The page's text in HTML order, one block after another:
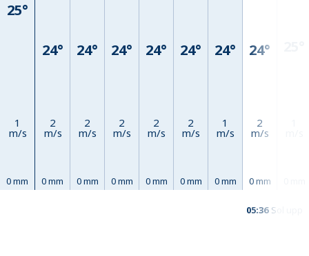
25°
1
m/s
0 mm
24°
2
m/s
0 mm
24°
2
m/s
0 mm
24°
2
m/s
0 mm
24°
2
m/s
0 mm
24°
2
m/s
0 mm
24°
1
m/s
0 mm
24°
2
m/s
0 mm
05:36 Sol upp